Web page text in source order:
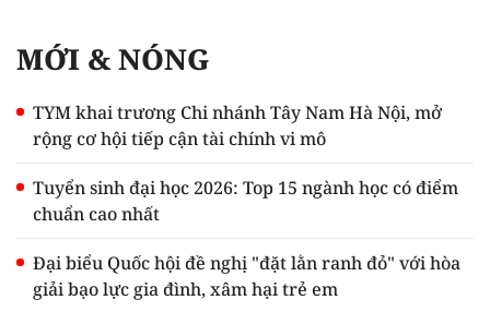
MỚI & NÓNG
TYM khai trương Chi nhánh Tây Nam Hà Nội, mở
rộng cơ hội tiếp cận tài chính vi mô
Tuyển sinh đại học 2026: Top 15 ngành học có điểm
chuẩn cao nhất
Đại biểu Quốc hội đề nghị "đặt lằn ranh đỏ" với hòa
giải bạo lực gia đình, xâm hại trẻ em